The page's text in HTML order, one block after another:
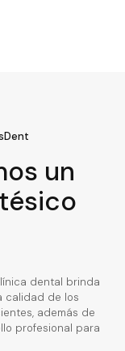
un
dental brinda
calidad de los
además de
profesional para